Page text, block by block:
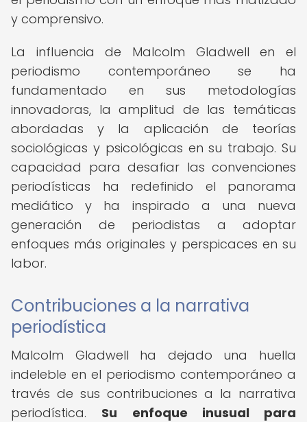
y comprensivo.
La influencia de Malcolm Gladwell en el
periodismo contemporáneo se ha
fundamentado en sus metodologías
innovadoras, la amplitud de las temáticas
abordadas y la aplicación de teorías
sociológicas y psicológicas en su trabajo. Su
capacidad para desafiar las convenciones
periodísticas ha redefinido el panorama
mediático y ha inspirado a una nueva
generación de periodistas a adoptar
enfoques más originales y perspicaces en su
labor.
Contribuciones a la narrativa
periodística
Malcolm Gladwell ha dejado una huella
indeleble en el periodismo contemporáneo a
través de sus contribuciones a la narrativa
periodística. Su enfoque inusual para